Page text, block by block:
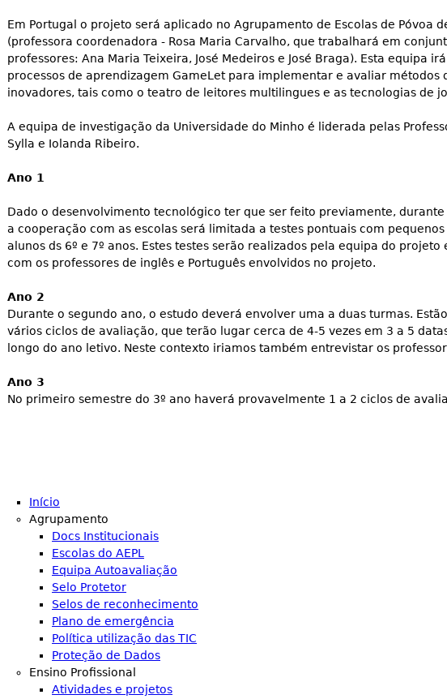
Em Portugal o projeto será aplicado no Agrupamento de Escolas de Póvoa
(professora coordenadora - Rosa Maria Carvalho, que trabalhará em
professores: Ana Maria Teixeira, José Medeiros e José Braga). Esta equipa
processos de aprendizagem GameLet para implementar e avaliar métodos
inovadores, tais como o teatro de leitores multilingues e as tecnologias de
A equipa de investigação da Universidade do Minho é liderada pelas
Sylla e Iolanda Ribeiro.
Ano 1
Dado o desenvolvimento tecnológico ter que ser feito previamente,
a cooperação com as escolas será limitada a testes pontuais com pequenos
alunos ds 6º e 7º anos. Estes testes serão realizados pela equipa do projeto
com os professores de inglês e Português envolvidos no projeto.
Ano 2
Durante o segundo ano, o estudo deverá envolver uma a duas turmas.
vários ciclos de avaliação, que terão lugar cerca de 4-5 vezes em 3 a 5
longo do ano letivo. Neste contexto iriamos também entrevistar os
Ano 3
No primeiro semestre do 3º ano haverá provavelmente 1 a 2 ciclos de
Início
Agrupamento
Docs Institucionais
Escolas do AEPL
Equipa Autoavaliação
Selo Protetor
Selos de reconhecimento
Plano de emergência
Política utilização das TIC
Proteção de Dados
Ensino Profissional
Atividades e projetos